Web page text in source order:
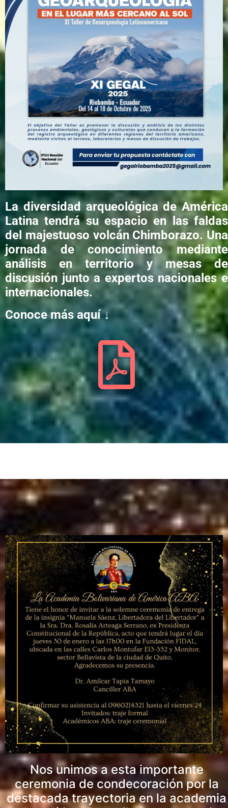
La diversidad arqueológica de América
Latina tendrá su espacio en las faldas
del majestuoso volcán Chimborazo. Una
jornada de conocimiento mediante
análisis en territorio y mesas de
discusión junto a expertos nacionales e
internacionales.
Conoce más aquí↓
Nos unimos a esta importante
ceremonia de condecoración por la
destacada trayectoria en la academia